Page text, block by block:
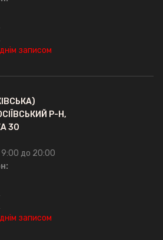
записом
Р-Н,
30
9:00 до 20:00
записом